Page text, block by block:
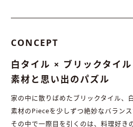
CONCEPT
白タイル × ブリックタイル
素材と思い出のパズル
家の中に散りばめたブリックタイル、
素材のPieceを少しずつ絶妙なバランス
その中で一際目を引くのは、料理好き